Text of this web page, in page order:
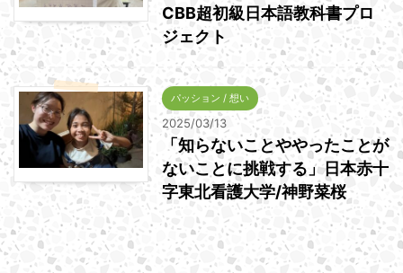
CBB超初級日本語教科書プロ
ジェクト
パッション / 想い
2025/03/13
「知らないことややったことが
ないことに挑戦する」日本赤十
字東北看護大学/神野菜桜